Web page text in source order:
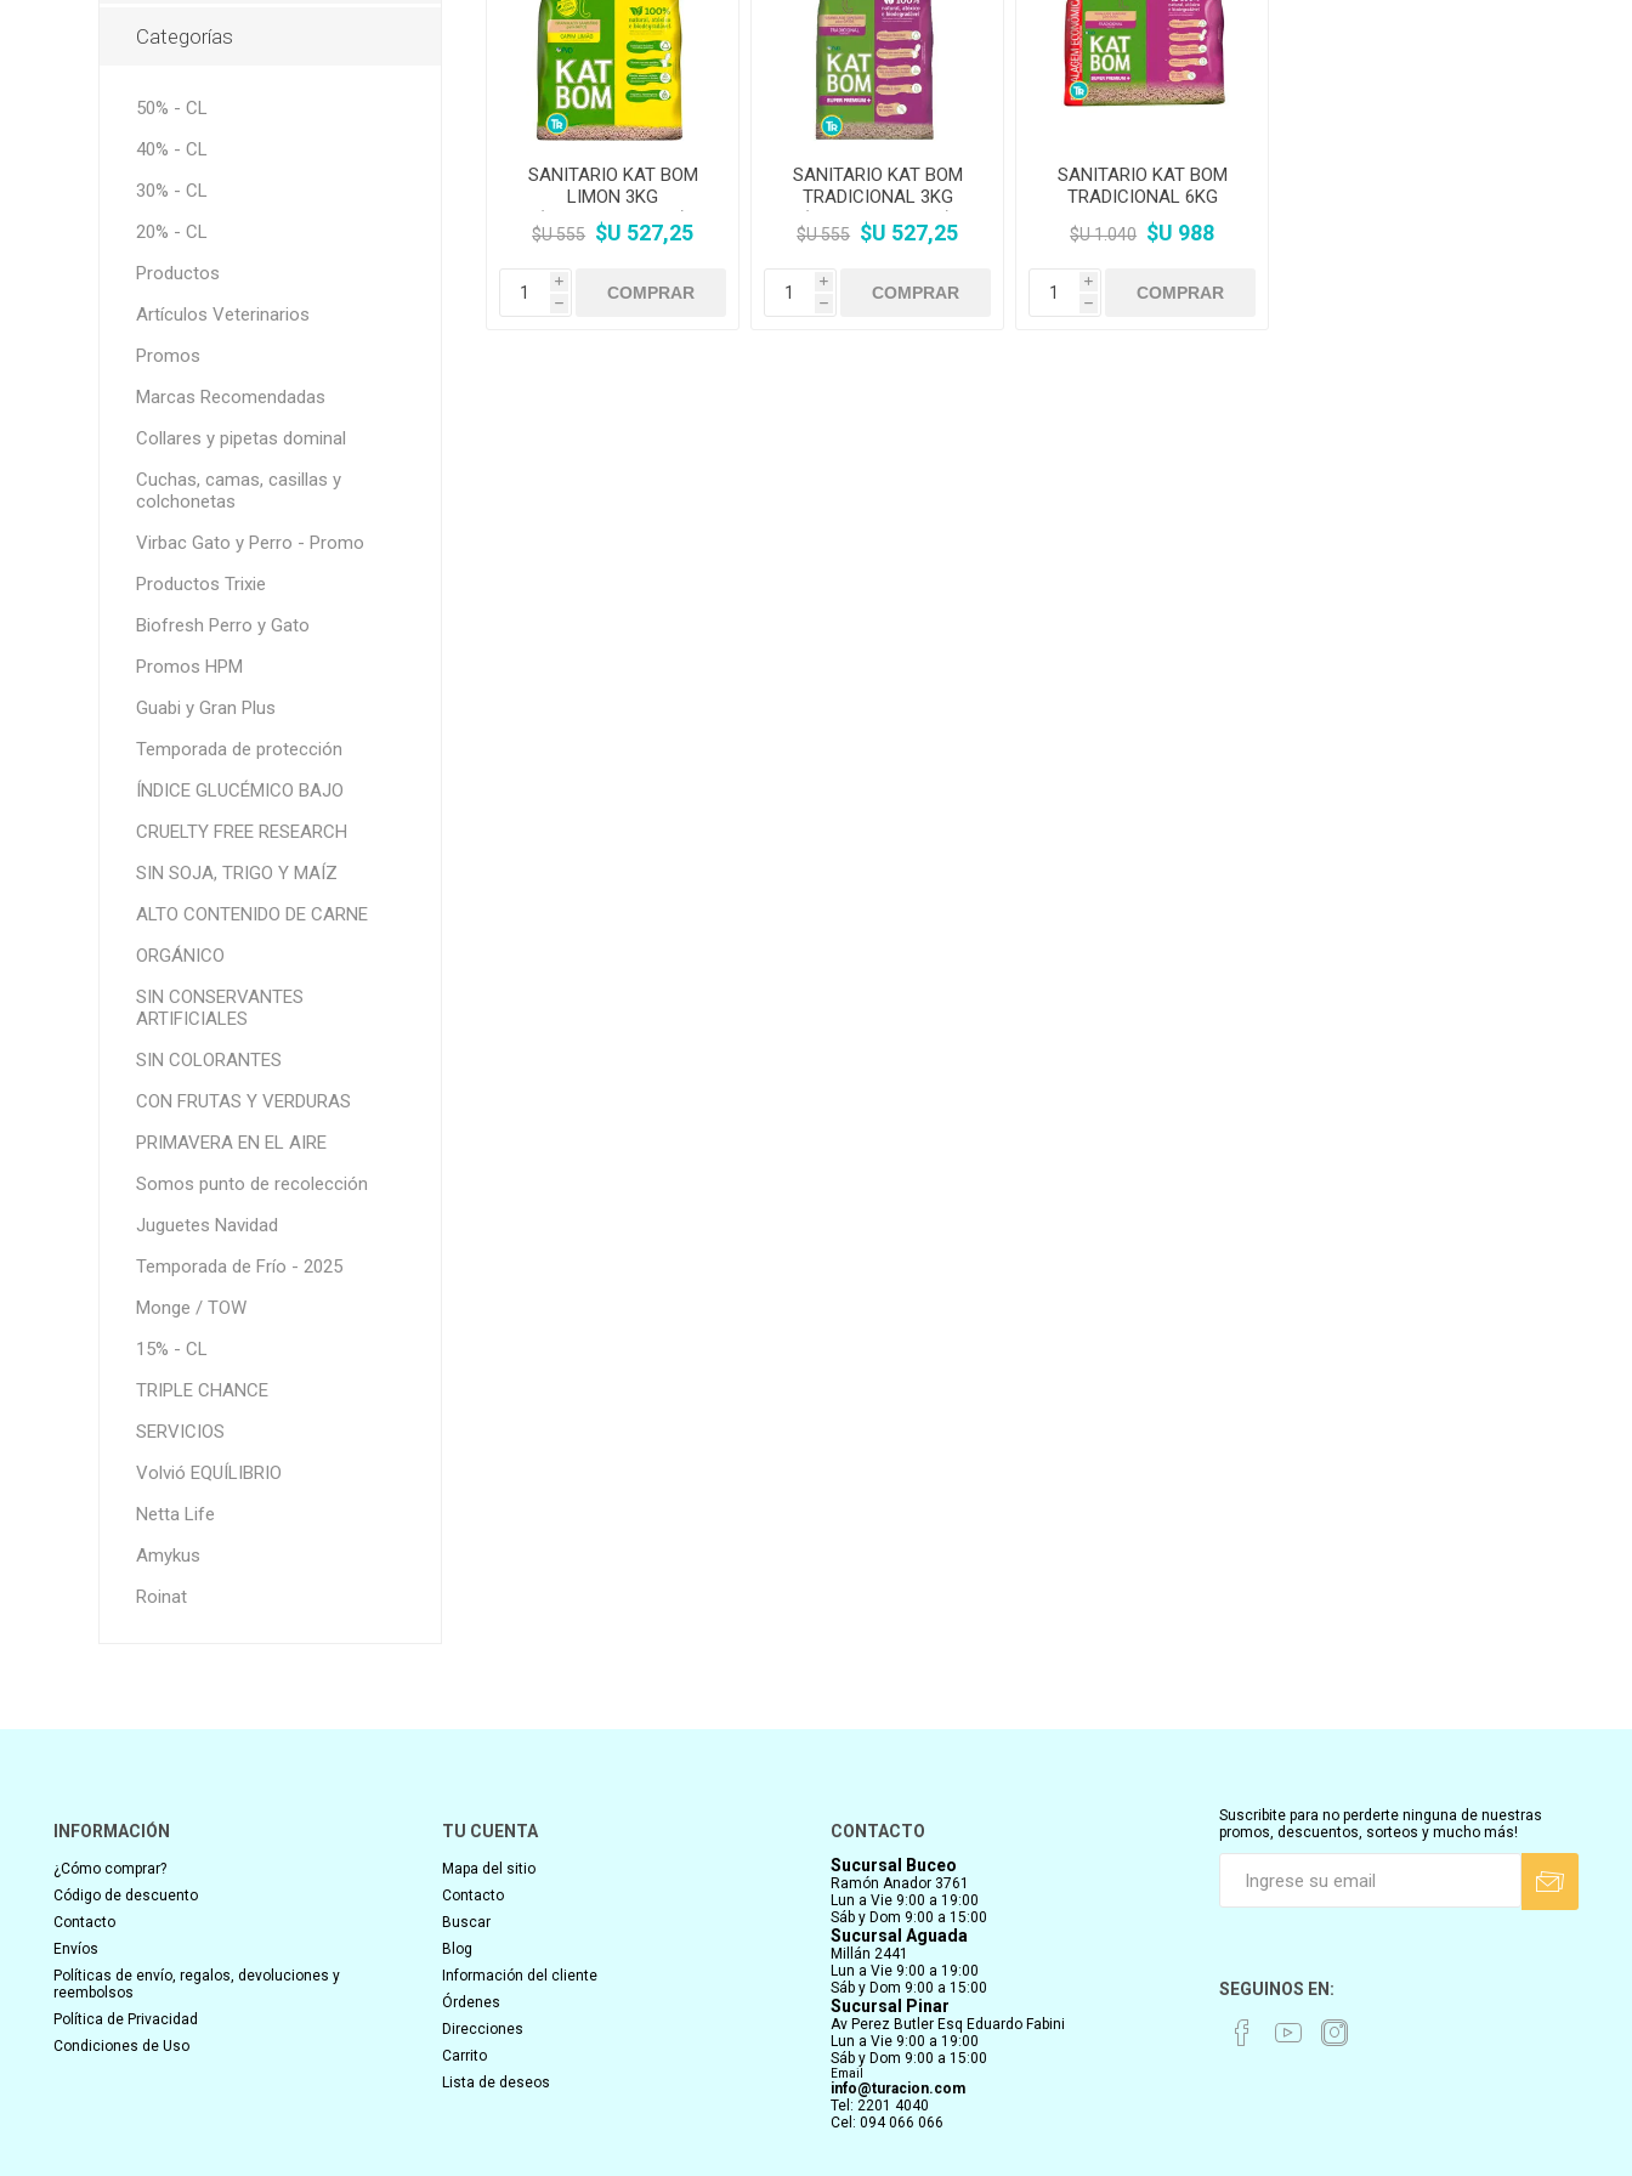
MV Holliday
Primocao
Biofresh
Three Dogs &
Three Cats
Kat Bom
Cachorreiros
Monello Bites
Dietas Veterinarias
Comedero y Bebedero
Chapitas identificatorias
Colchonetas
Estética e Higiene
Antipulgas y Antiparasitarios
Artículos Postoperatorio
Snacks, Premios y Patés
Dietas Veterinarias
Transportadoras
Juguetes
Collares y Arneses
Rascadores
Chapitas Identificatorias
Camas y Cuchas
Medicamentos
Estética (Cepillos, peines y
tijeras)
Antipulgas y Antiparasitarios
SANITARIO KAT BOM
LIMON 3KG
(BIODEGRADABLE)
$U 555 $U 527,25
i
h
SANITARIO KAT BOM
TRADICIONAL 3KG
(BIODEGRADABLE)
$U 555 $U 527,25
i
h
SANITARIO KAT BOM
TRADICIONAL 6KG
$U 1.040 $U 988
i
h
Categorías
50% - CL
40% - CL
30% - CL
20% - CL
Productos
Artículos Veterinarios
Promos
Marcas Recomendadas
Collares y pipetas dominal
Cuchas, camas, casillas y
colchonetas
Virbac Gato y Perro - Promo
Productos Trixie
Biofresh Perro y Gato
Promos HPM
Guabi y Gran Plus
Temporada de protección
ÍNDICE GLUCÉMICO BAJO
CRUELTY FREE RESEARCH
SIN SOJA, TRIGO Y MAÍZ
ALTO CONTENIDO DE CARNE
ORGÁNICO
SIN CONSERVANTES
ARTIFICIALES
SIN COLORANTES
CON FRUTAS Y VERDURAS
PRIMAVERA EN EL AIRE
Somos punto de recolección
Juguetes Navidad
Temporada de Frío - 2025
Monge / TOW
15% - CL
TRIPLE CHANCE
SERVICIOS
Volvió EQUÍLIBRIO
Netta Life
Amykus
Roinat
INFORMACIÓN
¿Cómo comprar?
Código de descuento
Contacto
Envíos
Políticas de envío, regalos, devoluciones y
reembolsos
Política de Privacidad
Condiciones de Uso
TU CUENTA
Mapa del sitio
Contacto
Buscar
Blog
Información del cliente
Órdenes
Direcciones
Carrito
Lista de deseos
CONTACTO
Sucursal Buceo
Ramón Anador 3761
Lun a Vie 9:00 a 19:00
Sáb y Dom 9:00 a 15:00
Sucursal Aguada
Millán 2441
Lun a Vie 9:00 a 19:00
Sáb y Dom 9:00 a 15:00
Sucursal Pinar
Av Perez Butler Esq Eduardo Fabini
Lun a Vie 9:00 a 19:00
Sáb y Dom 9:00 a 15:00
Email
info@turacion.com
Tel: 2201 4040
Cel: 094 066 066
Suscribite para no perderte ninguna de nuestras
promos, descuentos, sorteos y mucho más!
SEGUINOS EN: